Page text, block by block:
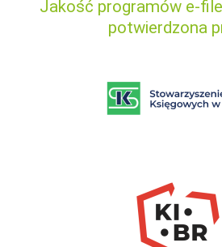
Jakość programów e-
potwierdzona